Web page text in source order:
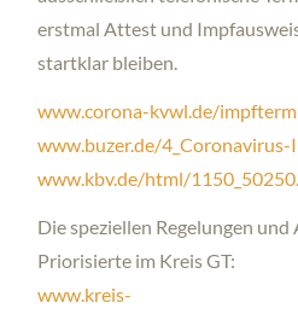
erstmal Attest und
startklar bleiben.
www.corona-kvwl.de/
www.buzer.de/
www.kbv.de/html/
Die speziellen Regelungen
Priorisierte im Kreis GT:
www.kreis-